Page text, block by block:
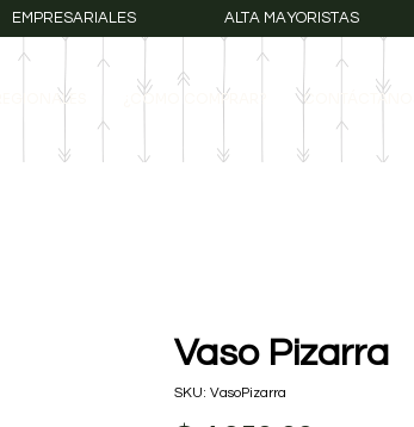
EMPRESARIALES ALTA MAYORISTAS
REGIONALES ¿COMO COMPRAR? CONTÁCTANOS
Vaso Pizarra
SKU: VasoPizarra